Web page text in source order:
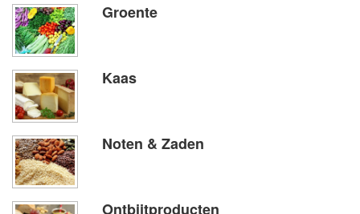
Groente
Kaas
Noten & Zaden
Ontbijtproducten